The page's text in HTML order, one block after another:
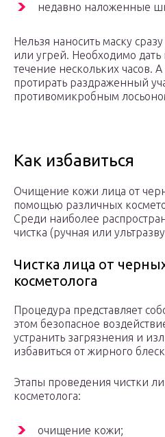
недавно наложенные
Нельзя наносить маску
или угрей. Необходимо дать
течение нескольких часов.
протирать раздраженный
противомикробным
Как избавиться
Очищение кожи лица от
помощью различных
Среди наиболее
чистка (ручная или
Чистка лица от
косметолога
Процедура представляет
этом безопасное
устранить загрязнения и
избавиться от жирного
Этапы проведения чистки
косметолога:
очищение кожи;